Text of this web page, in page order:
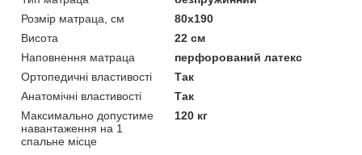
Розмір матраца, см
80х190
Висота
22 см
Наповнення матраца
перфорований латекс
Ортопедичні властивості
Так
Анатомічні властивості
Так
Максимально допустиме
навантаження на 1
спальне місце
120 кг